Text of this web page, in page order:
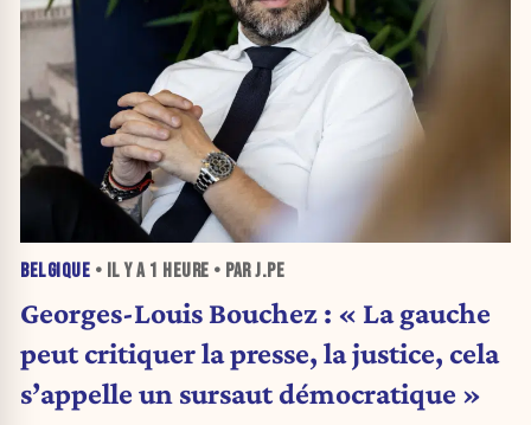
BELGIQUE • IL Y A 1 HEURE • PAR J.PE
Georges-Louis Bouchez : « La gauche
peut critiquer la presse, la justice, cela
s’appelle un sursaut démocratique »